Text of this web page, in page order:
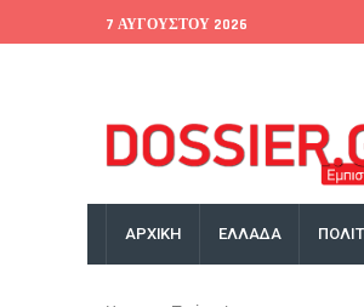
7 ΑΥΓΟΎΣΤΟΥ 2026
ΑΡΧΙΚΗ ΕΛΛΑΔΑ